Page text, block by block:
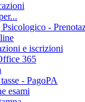
-
e iscrizioni
365
- PagoPA
esami